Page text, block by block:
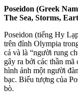
Poseidon (Greek
The Sea, Storms,
Poseidon (tiếng Hy
trên đỉnh Olympia
cả và là “người rung
gây ra bởi các thần mã
hình ảnh một người
bạc. Biểu tượng của
bò.